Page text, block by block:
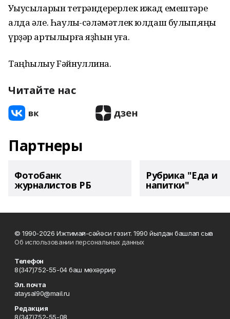
Уҡыусыларын тетрәндерерлек ижад емештәре
алда әле. Һаулыҡ-сәләмәтлек юлдаш булып,яңы
үрҙәр артылырға яҙһын уға.
Таңһылыу Fәйнуллина.
Читайте нас
Партнеры
Фотобанк
журналистов РБ
Рубрика "Еда и
напитки"
© 1990-2026 Ижтимағи-сәйәси гәзит. 1990 йылдан башлап сыға
Об использовании персональных данных
Телефон
8(347)752-55-04 баш мөхәррир
Эл. почта
ataysal90@mail.ru
Редакция
8(347)752-55-08